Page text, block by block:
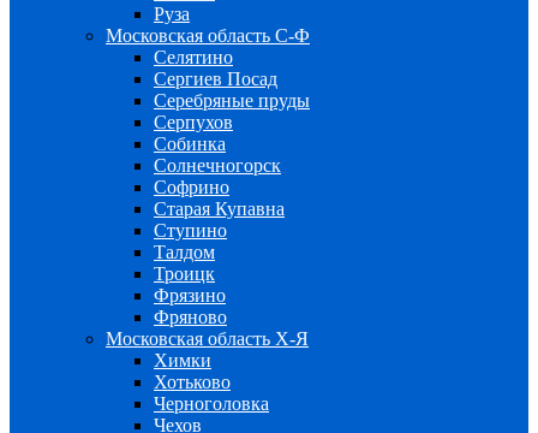
Руза
Московская область С-Ф
Селятино
Сергиев Посад
Серебряные пруды
Серпухов
Собинка
Солнечногорск
Софрино
Старая Купавна
Ступино
Талдом
Троицк
Фрязино
Фряново
Московская область Х-Я
Химки
Хотьково
Черноголовка
Чехов